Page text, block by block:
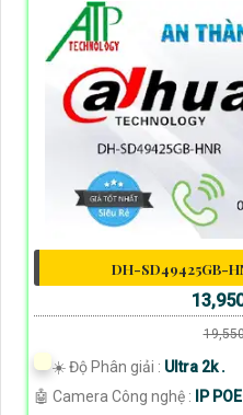
DH-SD49425GB-
☀️ Độ Phân giải : Ultra 2k .
🤖️ Camera Công nghệ :
IP